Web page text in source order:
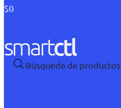
$0
Búsqueda de productos